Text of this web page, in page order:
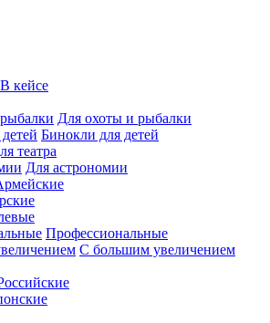
В кейсе
Для охоты и рыбалки
Бинокли для детей
театра
Для астрономии
Профессиональные
С большим увеличением